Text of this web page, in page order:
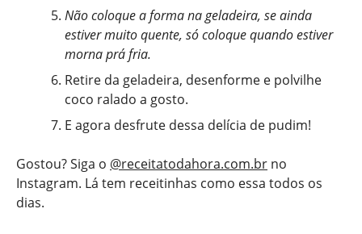
Não coloque a forma na geladeira, se ainda
estiver muito quente, só coloque quando estiver
morna prá fria.
Retire da geladeira, desenforme e polvilhe
coco ralado a gosto.
E agora desfrute dessa delícia de pudim!
Gostou? Siga o @receitatodahora.com.br no
Instagram. Lá tem receitinhas como essa todos os
dias.